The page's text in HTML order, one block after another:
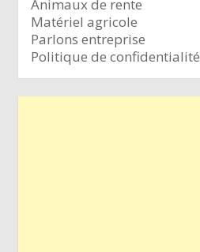
Animaux de rente
Matériel agricole
Parlons entreprise
Politique de confidentialité